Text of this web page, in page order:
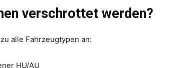
verschrottet werden?
alle Fahrzeugtypen an:
HU/AU